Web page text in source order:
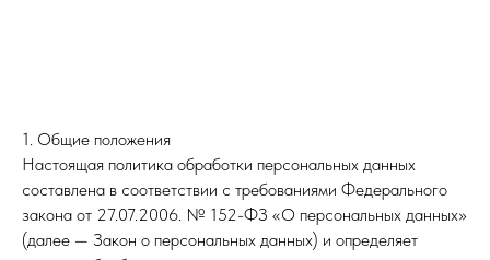
1. Общие положения
Настоящая политика обработки персональных данных
составлена в соответствии с требованиями Федерального
закона от 27.07.2006. № 152-ФЗ «О персональных данных»
(далее — Закон о персональных данных) и определяет